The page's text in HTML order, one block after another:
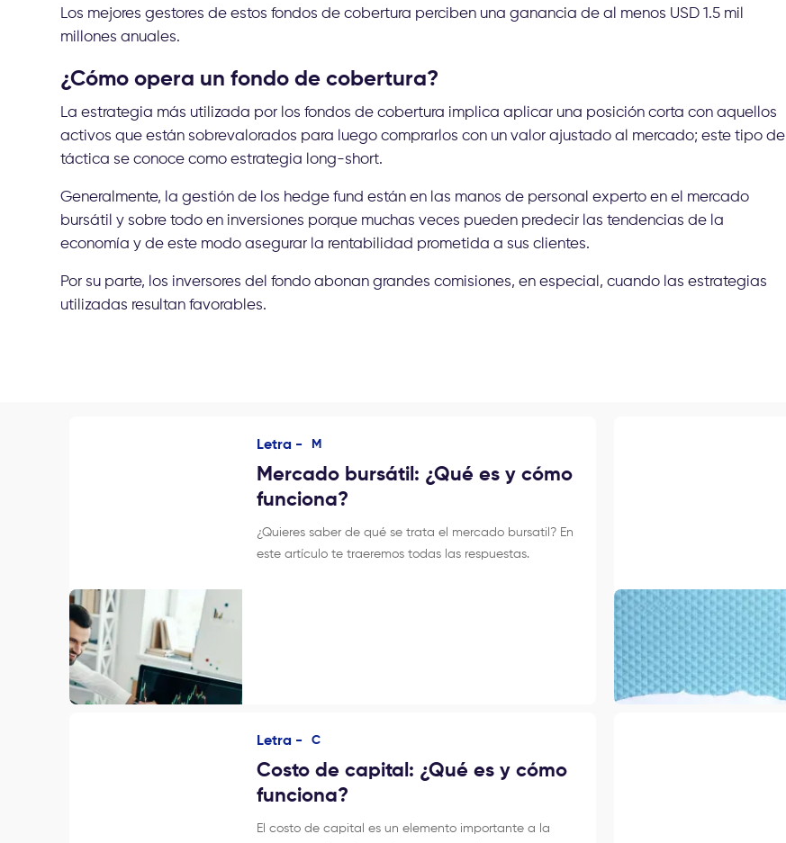
Los mejores gestores de estos fondos de cobertura perciben una ganancia de al menos USD 1.5 mil
millones anuales.
¿Cómo opera un fondo de cobertura?
La estrategia más utilizada por los fondos de cobertura implica aplicar una posición corta con aquellos
activos que están sobrevalorados para luego comprarlos con un valor ajustado al mercado; este tipo de
táctica se conoce como estrategia long-short.
Generalmente, la gestión de los hedge fund están en las manos de personal experto en el mercado
bursátil y sobre todo en inversiones porque muchas veces pueden predecir las tendencias de la
economía y de este modo asegurar la rentabilidad prometida a sus clientes.
Por su parte, los inversores del fondo abonan grandes comisiones, en especial, cuando las estrategias
utilizadas resultan favorables.
Letra - M
Mercado bursátil: ¿Qué es y cómo
funciona?
¿Quieres saber de qué se trata el mercado bursatil? En
este artículo te traeremos todas las respuestas.
Letra - C
Costo de capital: ¿Qué es y cómo
funciona?
El costo de capital es un elemento importante a la